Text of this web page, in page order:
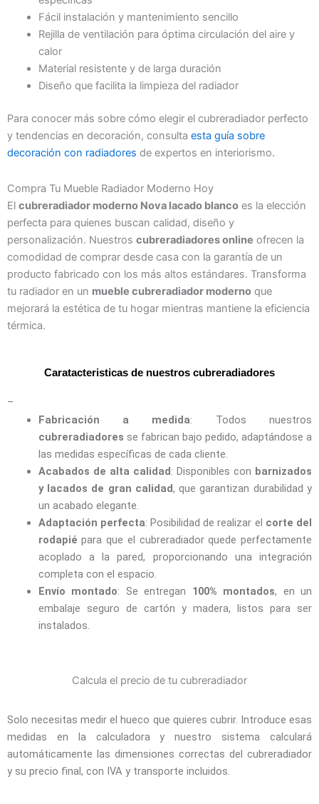
Fácil instalación y mantenimiento sencillo
Rejilla de ventilación para óptima circulación del aire y
calor
Material resistente y de larga duración
Diseño que facilita la limpieza del radiador
Para conocer más sobre cómo elegir el cubreradiador perfecto
y tendencias en decoración, consulta esta guía sobre
decoración con radiadores de expertos en interiorismo.
Compra Tu Mueble Radiador Moderno Hoy
El cubreradiador moderno Nova lacado blanco es la elección
perfecta para quienes buscan calidad, diseño y
personalización. Nuestros cubreradiadores online ofrecen la
comodidad de comprar desde casa con la garantía de un
producto fabricado con los más altos estándares. Transforma
tu radiador en un mueble cubreradiador moderno que
mejorará la estética de tu hogar mientras mantiene la eficiencia
térmica.
Caratacteristicas de nuestros cubreradiadores
–
Fabricación a medida: Todos nuestros
cubreradiadores se fabrican bajo pedido, adaptándose a
las medidas específicas de cada cliente.
Acabados de alta calidad: Disponibles con barnizados
y lacados de gran calidad, que garantizan durabilidad y
un acabado elegante.
Adaptación perfecta: Posibilidad de realizar el corte del
rodapié para que el cubreradiador quede perfectamente
acoplado a la pared, proporcionando una integración
completa con el espacio.
Envío montado: Se entregan 100% montados, en un
embalaje seguro de cartón y madera, listos para ser
instalados.
Calcula el precio de tu cubreradiador
Solo necesitas medir el hueco que quieres cubrir. Introduce esas
medidas en la calculadora y nuestro sistema calculará
automáticamente las dimensiones correctas del cubreradiador
y su precio final, con IVA y transporte incluidos.